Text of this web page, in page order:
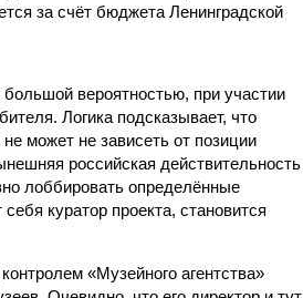
за счёт бюджета Ленинградской
вероятностью, при участии
Логика подсказывает, что
может не зависеть от позиции
российская действительность
лоббировать определённые
куратор проекта, становится
«Музейного агентства»